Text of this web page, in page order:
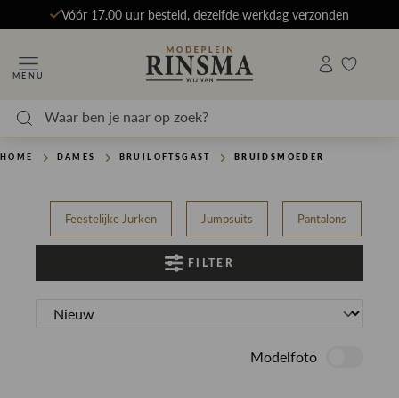
Vóór 17.00 uur besteld, dezelfde werkdag verzonden
MENU
HOME DAMES BRUILOFTSGAST BRUIDSMOEDER
Feestelijke Jurken Jumpsuits Pantalons
FILTER
Modelfoto